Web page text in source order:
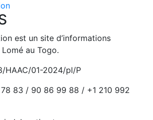
est un site d’informations
au Togo.
HAAC/01-2024/pl/P
83 / 90 86 99 88 / +1 210 992